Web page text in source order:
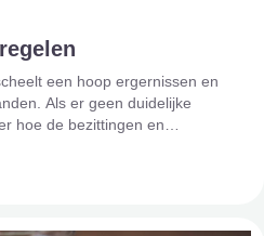
een hoop ergernissen en
Als er geen duidelijke
hoe de bezittingen en